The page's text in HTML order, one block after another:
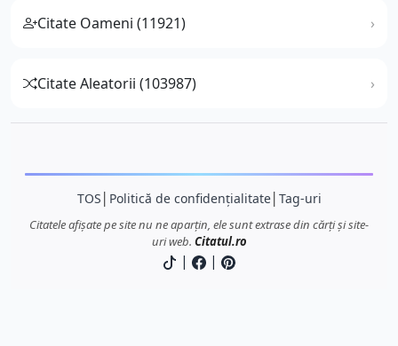
Citate Oameni (11921)
Citate Aleatorii (103987)
TOS Politică de confidențialitate│ Tag-uri
Citatele afișate pe site nu ne aparțin, ele sunt extrase din cărți și site-
uri web. Citatul.ro
| |